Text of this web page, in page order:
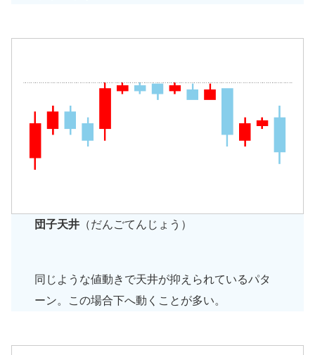
団子天井 （だんごてんじょう）
同じような値動きで天井が抑えられているパタ
ーン。この場合下へ動くことが多い。